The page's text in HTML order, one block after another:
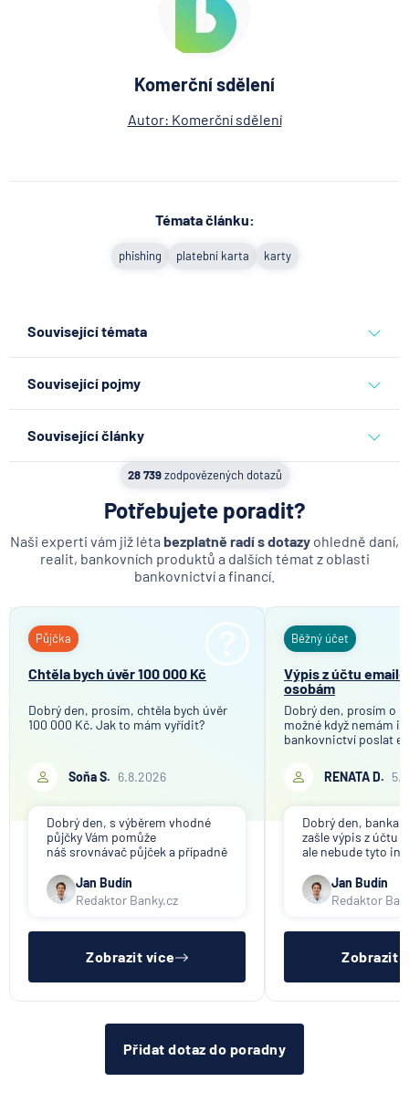
Komerční sdělení
Autor: Komerční sdělení
Témata článku:
phishing platební karta karty
Související témata
Související pojmy
Elektronická platební karta
Embosovaná platební karta
Kreditní karta
Platební karta
Doplňkové služby
Google pay
Fitbit pay
Xiaomi pay
Virtuální platební karta
Související články
Partners Banka spouští
nákup a prodej bitcoinu
přímo v Partners App
6.8.2026 Daně
triky bankovních
podvodníků
Partners Banka spouští
termínovaný vklad 4,33 %
p.a. na 6 měsíců
Daně
Jak dnes vykládat výsledky
zátěžových testů ČNB
Zobrazit všechny články
28 739zodpovězených dotazů
Potřebujete poradit?
Naši experti vám již léta bezplatně radí s dotazy ohledně daní,
realit, bankovních produktů a dalších témat z oblasti
bankovnictví a financí.
Půjčka
Chtěla bych úvěr 100 000 Kč
Dobrý den, prosím, chtěla bych úvěr
100 000 Kč. Jak to mám vyřídit?
Soňa S. 6.8.2026
Dobrý den, s výběrem vhodné
půjčky Vám pomůže
náš srovnávač půjček a případně
půjček. Pro získání půjčky je
třeba mít dostatečný příjem,
nebýt ve zkušební ani výpovědní
Jan Budín
Redaktor Banky.cz
Zobrazit více
Běžný účet
Výpis z účtu
osobám
Dobrý den, prosím o
možné když nemám
bankovnictví poslat
společnosti, které
účelem ověření
RENATA D.
Dobrý den, banka
zašle výpis z účtu
ale nebude tyto
společnosti).
přeposlání emailu
jiným osobám či
Jan Budín
Redaktor
Zobrazit
Přidat dotaz do poradny